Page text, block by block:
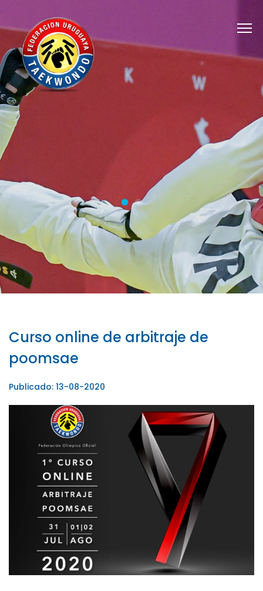
Curso online de arbitraje de
poomsae
Publicado: 13-08-2020